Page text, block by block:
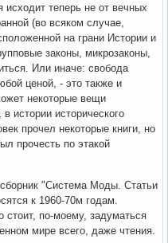
теперь не от вечных
(во всяком случае,
на грани Истории и
законы, микрозаконы,
Или иначе: свобода
ценой, - это также и
некоторые вещи
истории исторического
прочел некоторые книги, но
прочесть по этакой
"Система Моды. Статьи
к 1960-70м годам.
по-моему, задуматься
мире всего, даже чтения.